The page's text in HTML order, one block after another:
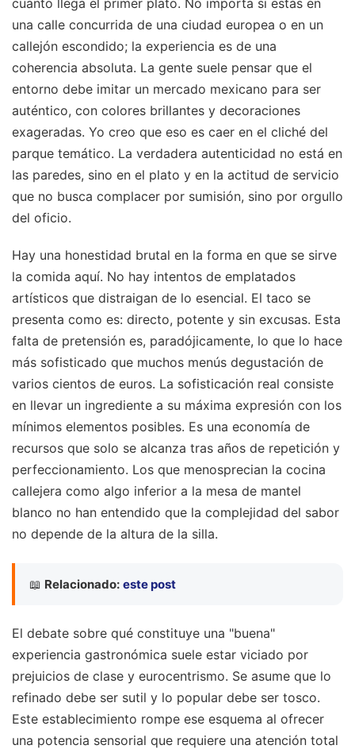
cuanto llega el primer plato. No importa si estás en
una calle concurrida de una ciudad europea o en un
callejón escondido; la experiencia es de una
coherencia absoluta. La gente suele pensar que el
entorno debe imitar un mercado mexicano para ser
auténtico, con colores brillantes y decoraciones
exageradas. Yo creo que eso es caer en el cliché del
parque temático. La verdadera autenticidad no está en
las paredes, sino en el plato y en la actitud de servicio
que no busca complacer por sumisión, sino por orgullo
del oficio.
Hay una honestidad brutal en la forma en que se sirve
la comida aquí. No hay intentos de emplatados
artísticos que distraigan de lo esencial. El taco se
presenta como es: directo, potente y sin excusas. Esta
falta de pretensión es, paradójicamente, lo que lo hace
más sofisticado que muchos menús degustación de
varios cientos de euros. La sofisticación real consiste
en llevar un ingrediente a su máxima expresión con los
mínimos elementos posibles. Es una economía de
recursos que solo se alcanza tras años de repetición y
perfeccionamiento. Los que menosprecian la cocina
callejera como algo inferior a la mesa de mantel
blanco no han entendido que la complejidad del sabor
no depende de la altura de la silla.
📖 Relacionado: este post
El debate sobre qué constituye una "buena"
experiencia gastronómica suele estar viciado por
prejuicios de clase y eurocentrismo. Se asume que lo
refinado debe ser sutil y lo popular debe ser tosco.
Este establecimiento rompe ese esquema al ofrecer
una potencia sensorial que requiere una atención total